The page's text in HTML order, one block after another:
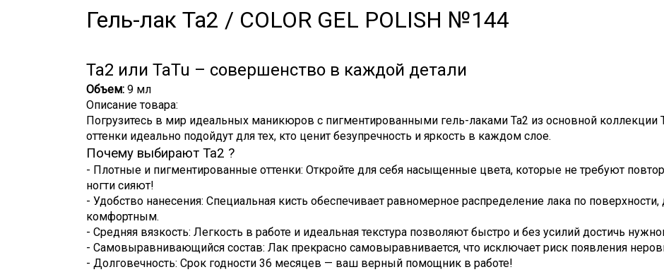
Гель-лак Ta2 / COLOR GEL POLISH №144
Ta2 или TaTu – совершенство в каждой детали
Объем: 9 мл
Описание товара:
Погрузитесь в мир идеальных маникюров с пигментированными гель-лаками Ta2 из основной
оттенки идеально подойдут для тех, кто ценит безупречность и яркость в каждом слое.
Почему выбирают Ta2 ?
- Плотные и пигментированные оттенки: Откройте для себя насыщенные цвета, которые не требуют
ногти сияют!
- Удобство нанесения: Специальная кисть обеспечивает равномерное распределение лака по
комфортным.
- Средняя вязкость: Легкость в работе и идеальная текстура позволяют быстро и без усилий достичь
- Самовыравнивающийся состав: Лак прекрасно самовыравнивается, что исключает риск появления
- Долговечность: Срок годности 36 месяцев — ваш верный помощник в работе!